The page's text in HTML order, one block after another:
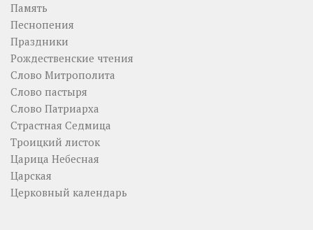
Память
Песнопения
Праздники
Рождественские чтения
Слово Митрополита
Слово пастыря
Слово Патриарха
Страстная Седмица
Троицкий листок
Царица Небесная
Царская
Церковный календарь